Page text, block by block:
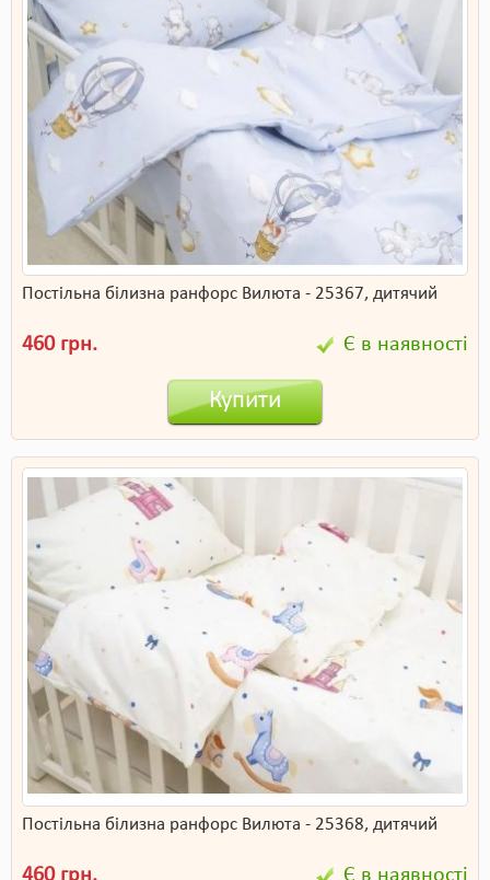
Постільна білизна ранфорс Вилюта - 25367, дитячий
460 грн. Є в наявності
Купити
Постільна білизна ранфорс Вилюта - 25368, дитячий
460 грн. Є в наявності